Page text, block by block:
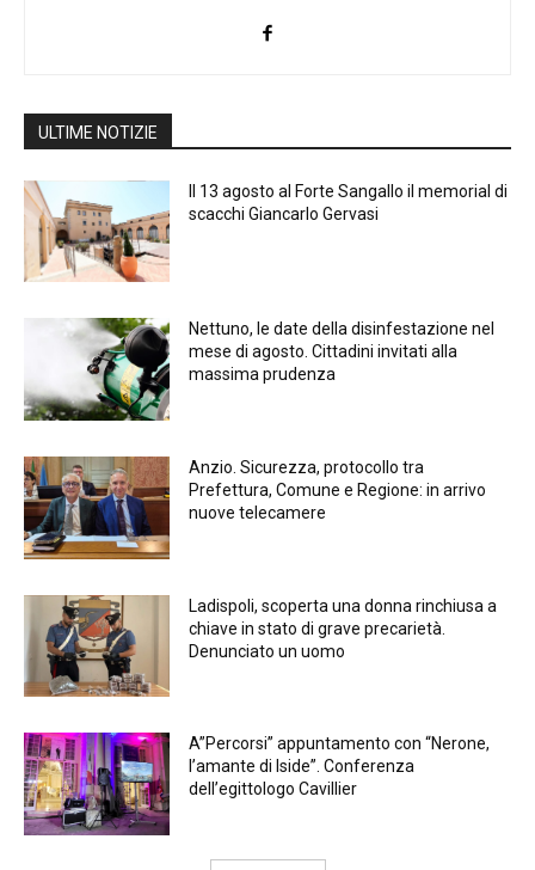
ULTIME NOTIZIE
Il 13 agosto al Forte Sangallo il memorial di
scacchi Giancarlo Gervasi
Nettuno, le date della disinfestazione nel
mese di agosto. Cittadini invitati alla
massima prudenza
Anzio. Sicurezza, protocollo tra
Prefettura, Comune e Regione: in arrivo
nuove telecamere
Ladispoli, scoperta una donna rinchiusa a
chiave in stato di grave precarietà.
Denunciato un uomo
A”Percorsi” appuntamento con “Nerone,
l’amante di Iside”. Conferenza
dell’egittologo Cavillier